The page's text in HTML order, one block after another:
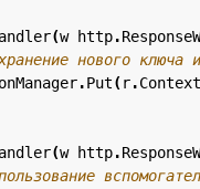
(w http.
нового ключа
.Put(r.Context
(w http.